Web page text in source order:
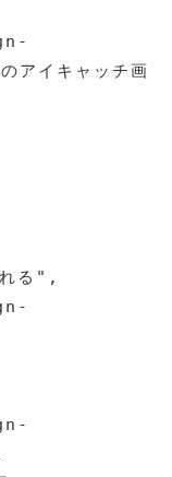
イキャッチ画
る",